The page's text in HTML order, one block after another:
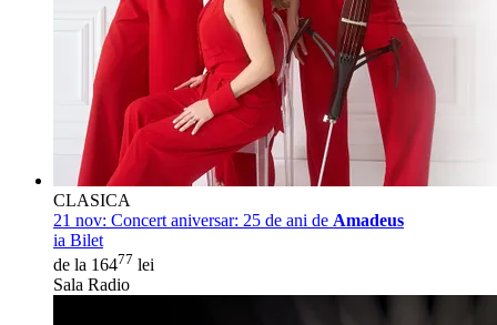
CLASICA
21 nov: Concert aniversar: 25 de ani de Amadeus
ia Bilet
de la 16477 lei
Sala Radio